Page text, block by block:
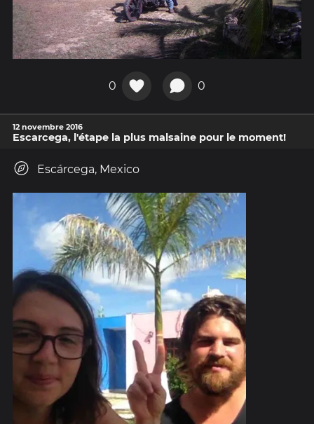
0 0
12 novembre 2016
Escarcega, l'étape la plus malsaine pour le moment!
Escárcega, Mexico